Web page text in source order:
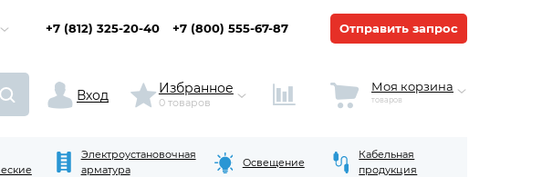
+7 (812) 325-20-40 +7 (800) 555-67-87 Отправить запрос
Вход Избранное
0 товаров
Моя корзина
товаров
Электроустановочная
арматура
Освещение
Кабельная
продукция